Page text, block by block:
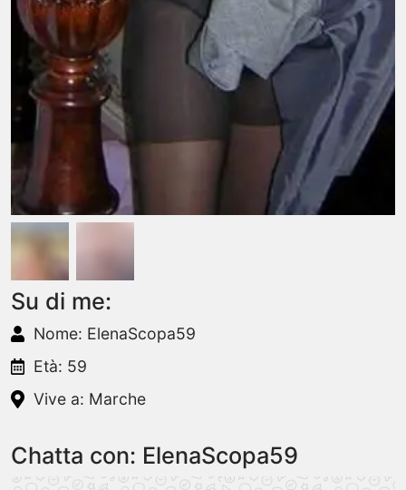
Su di me:
Nome: ElenaScopa59
Età: 59
Vive a: Marche
Chatta con: ElenaScopa59